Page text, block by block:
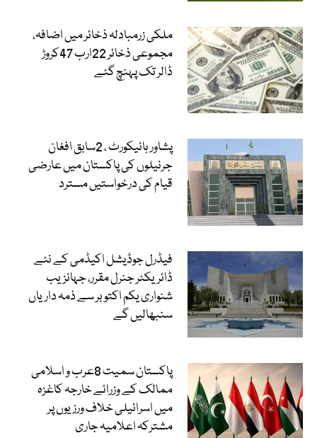
ملکی زرمبادلہ ذخائر میں اضافہ،
مجموعی ذخائر 22ارب 47کروڑ
ڈالر تک پہنچ گئے
پشاور ہائیکورٹ ، 2سابق افغان
جرنیلوں کی پاکستان میں عارضی
قیام کی درخواستیں مسترد
فیڈرل جوڈیشل اکیڈمی کے نئے
ڈائریکٹر جنرل مقرر، جہانزیب
شنواری یکم اکتوبر سے ذمہ داریاں
سنبھالیں گے
پاکستان سمیت 8عرب و اسلامی
ممالک کے وزرائے خارجہ کاغزہ
میں اسرائیلی خلاف ورزیوں پر
مشترکہ اعلامیہ جاری